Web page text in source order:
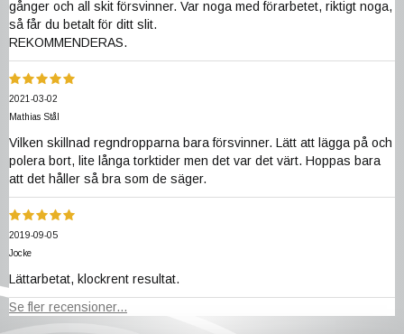
gånger och all skit försvinner. Var noga med förarbetet, riktigt noga,
så får du betalt för ditt slit.
REKOMMENDERAS.
2021-03-02
Mathias Stål
Vilken skillnad regndropparna bara försvinner. Lätt att lägga på och
polera bort, lite långa torktider men det var det värt. Hoppas bara
att det håller så bra som de säger.
2019-09-05
Jocke
Lättarbetat, klockrent resultat.
Se fler recensioner...